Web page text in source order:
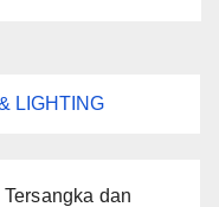
dan